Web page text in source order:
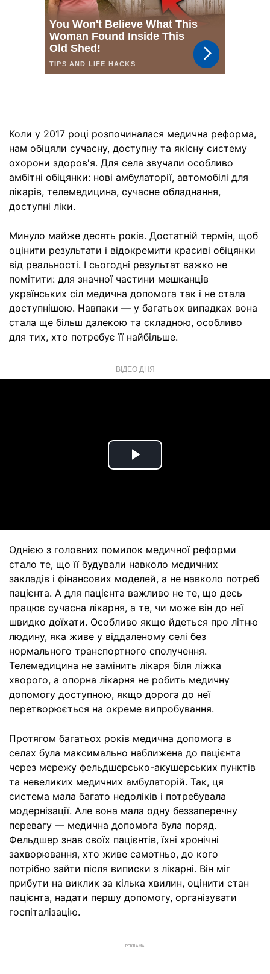
Коли у 2017 році розпочиналася медична реформа,
нам обіцяли сучасну, доступну та якісну систему
охорони здоров'я. Для села звучали особливо
амбітні обіцянки: нові амбулаторії, автомобілі для
лікарів, телемедицина, сучасне обладнання,
доступні ліки.
Минуло майже десять років. Достатній термін, щоб
оцінити результати і відокремити красиві обіцянки
від реальності. І сьогодні результат важко не
помітити: для значної частини мешканців
українських сіл медична допомога так і не стала
доступнішою. Навпаки — у багатьох випадках вона
стала ще більш далекою та складною, особливо
для тих, хто потребує її найбільше.
ВІДЕО ДНЯ
Play
Однією з головних помилок медичної реформи
стало те, що її будували навколо медичних
закладів і фінансових моделей, а не навколо потреб
пацієнта. А для пацієнта важливо не те, що десь
працює сучасна лікарня, а те, чи може він до неї
швидко доїхати. Особливо якщо йдеться про літню
людину, яка живе у віддаленому селі без
нормального транспортного сполучення.
Телемедицина не замінить лікаря біля ліжка
хворого, а опорна лікарня не робить медичну
допомогу доступною, якщо дорога до неї
перетворюється на окреме випробування.
Протягом багатьох років медична допомога в
селах була максимально наближена до пацієнта
через мережу фельдшерсько-акушерських пунктів
та невеликих медичних амбулаторій. Так, ця
система мала багато недоліків і потребувала
модернізації. Але вона мала одну беззаперечну
перевагу — медична допомога була поряд.
Фельдшер знав своїх пацієнтів, їхні хронічні
захворювання, хто живе самотньо, до кого
потрібно зайти після виписки з лікарні. Він міг
прибути на виклик за кілька хвилин, оцінити стан
пацієнта, надати першу допомогу, організувати
госпіталізацію.
РЕКЛАМА